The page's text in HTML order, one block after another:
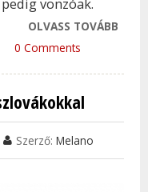
vonzóak.
OLVASS TOVÁBB
0 Comments
Szerző: Melano